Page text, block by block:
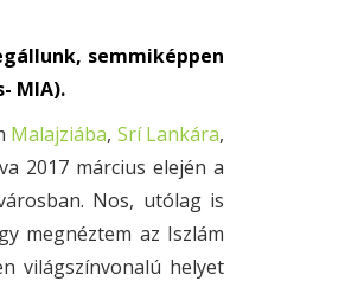
semmiképpen
MIA).
Malajziába, Srí Lankára,
2017 március elején a
Nos, utólag is
megnéztem az Iszlám
világszínvonalú helyet